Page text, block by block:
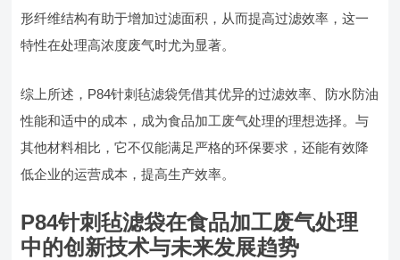
形纤维结构有助于增加过滤面积，从而提高过滤效率，这一
特性在处理高浓度废气时尤为显著。
综上所述，P84针刺毡滤袋凭借其优异的过滤效率、防水防油
性能和适中的成本，成为食品加工废气处理的理想选择。与
其他材料相比，它不仅能满足严格的环保要求，还能有效降
低企业的运营成本，提高生产效率。
P84针刺毡滤袋在食品加工废气处理
中的创新技术与未来发展趋势